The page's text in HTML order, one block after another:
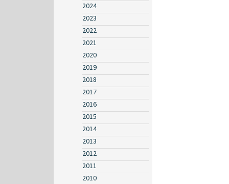
2024
2023
2022
2021
2020
2019
2018
2017
2016
2015
2014
2013
2012
2011
2010